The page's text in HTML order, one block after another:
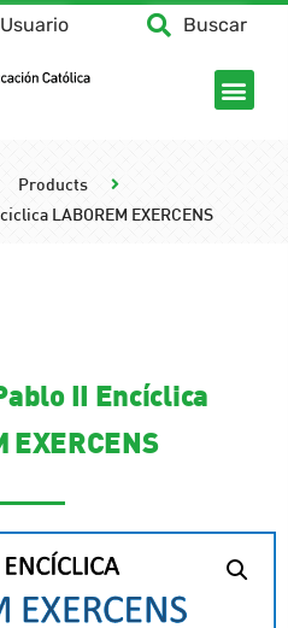
Usuario Buscar
Products
LABOREM EXERCENS
II Encíclica
EXERCENS